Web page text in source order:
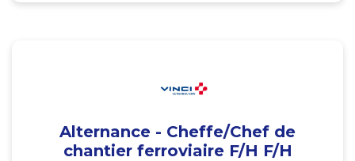
Alternance - Cheffe/Chef de
chantier ferroviaire F/H F/H